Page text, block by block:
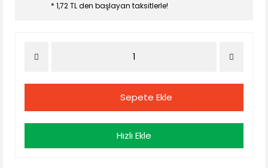
* 1,72 TL den başlayan taksitlerle!
Sepete Ekle
Hızlı Ekle